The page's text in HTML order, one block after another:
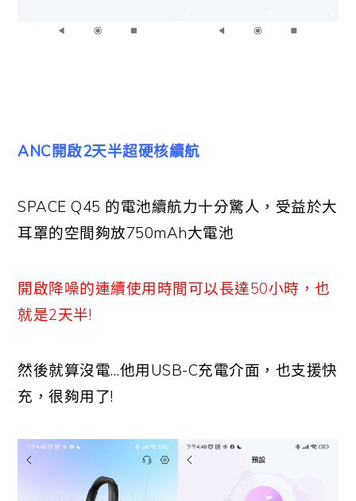
ANC開啟2天半超硬核續航
SPACE Q45 的電池續航力十分驚人，受益於大
耳罩的空間夠放750mAh大電池
開啟降噪的連續使用時間可以長達50小時，也
就是2天半!
然後就算沒電…他用USB-C充電介面，也支援快
充，很夠用了!